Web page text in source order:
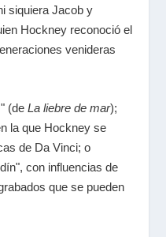
siquiera Jacob y
Hockney reconoció el
venideras
(deLa liebre de mar);
la que Hockney se
de Da Vinci; o
con influencias de
que se pueden